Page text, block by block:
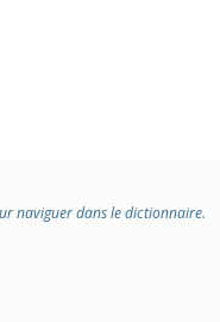
naviguer dans le dictionnaire.